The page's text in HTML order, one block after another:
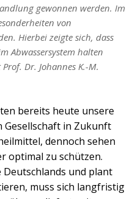
gewonnen werden. Im
von
Hierbei zeigte sich, dass
Abwassersystem halten
Dr. Johannes K.-M.
bereits heute unsere
Gesellschaft in Zukunft
dennoch sehen
optimal zu schützen.
Deutschlands und plant
muss sich langfristig